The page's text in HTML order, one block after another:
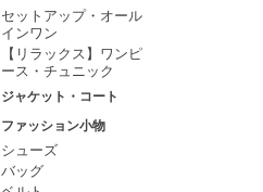
セットアップ・オール
インワン
【リラックス】ワンピ
ース・チュニック
ジャケット・コート
ファッション小物
シューズ
バッグ